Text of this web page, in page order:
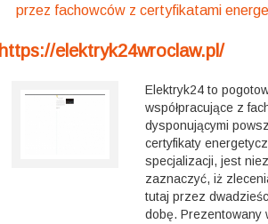
przez fachowców z certyfikatami
https://elektryk24wroclaw.pl/
Elektryk24 to
współpracujące z
dysponującymi
certyfikaty
specjalizacji, jest
zaznaczyć, iż
tutaj przez
dobę. Prezentowany